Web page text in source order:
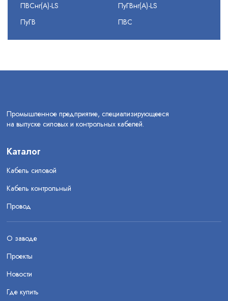
ПВСнг(А)-LS
ПуГВ
ПуГВнг(А)-LS
ПВС
Промышленное предприятие, специализирующееся
на выпуске силовых и контрольных кабелей.
Каталог
Кабель силовой
Кабель контрольный
Провод
О заводе
Проекты
Новости
Где купить